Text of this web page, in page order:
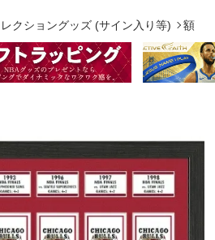
レクショングッズ (サイン入り等) 額